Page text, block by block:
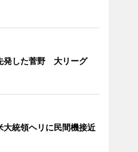
発した菅野 大リーグ
大統領ヘリに民間機接近